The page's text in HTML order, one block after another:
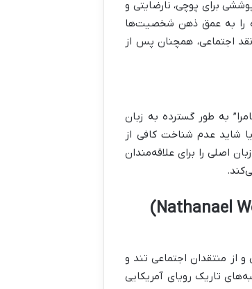
برای پوچی، نارضایتی و
را به عمق ذهن شخصیت‌ها
اجتماعی، همچنان پس از
به طور گسترده به زبان
شاید عدم شناخت کافی از
اصلی را برای علاقه‌مندان
و از منتقدان اجتماعی تند و
تاریک رویای آمریکایی